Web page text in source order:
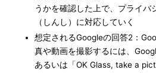
うかを確認した上で、プライバ
（しんし）に対応していく
想定されるGoogleの回答2：
真や動画を撮影するには、
あるいは「OK Glass, take a